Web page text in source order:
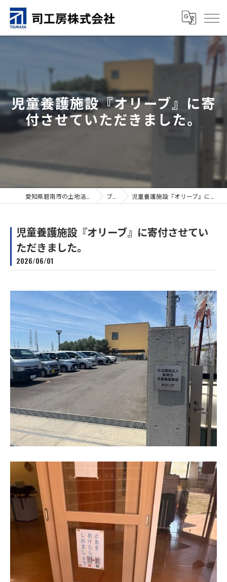
児童養護施設『オリーブ』に寄
付させていただきました。
ブログ 児童養護施設『オリーブ』に寄付させていただきました。
児童養護施設『オリーブ』に寄付させてい
ただきました。
2026/06/01